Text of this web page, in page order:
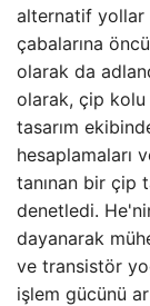
alternatif yollar
çabalarına
olarak da
olarak, çip
tasarım
hesaplamaları
tanınan bir çip
denetledi.
dayanarak
ve transistör
işlem gücünü